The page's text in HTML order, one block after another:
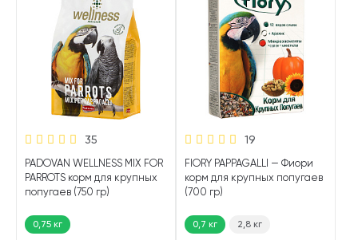
35
PADOVAN WELLNESS MIX FOR
PARROTS корм для крупных
попугаев (750 гр)
0,75 кг
19
FIORY PAPPAGALLI — Фиори
корм для крупных попугаев
(700 гр)
0,7 кг 2,8 кг